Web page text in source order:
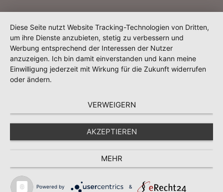
Diese Seite nutzt Website Tracking-Technologien von Dritten,
um ihre Dienste anzubieten, stetig zu verbessern und
Werbung entsprechend der Interessen der Nutzer
anzuzeigen. Ich bin damit einverstanden und kann meine
Einwilligung jederzeit mit Wirkung für die Zukunft widerrufen
oder ändern.
VERWEIGERN
AKZEPTIEREN
MEHR
Powered by &